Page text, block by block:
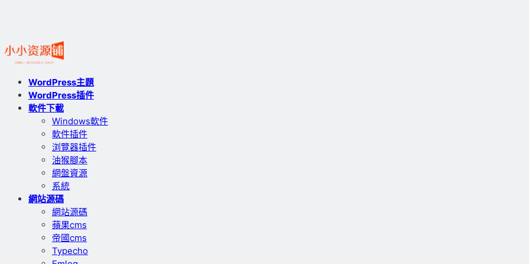
WordPress主題
WordPress插件
軟件下載
Windows軟件
軟件插件
浏覽器插件
油猴腳本
網盤資源
系統
網站源碼
網站源碼
蘋果cms
帝國cms
Typecho